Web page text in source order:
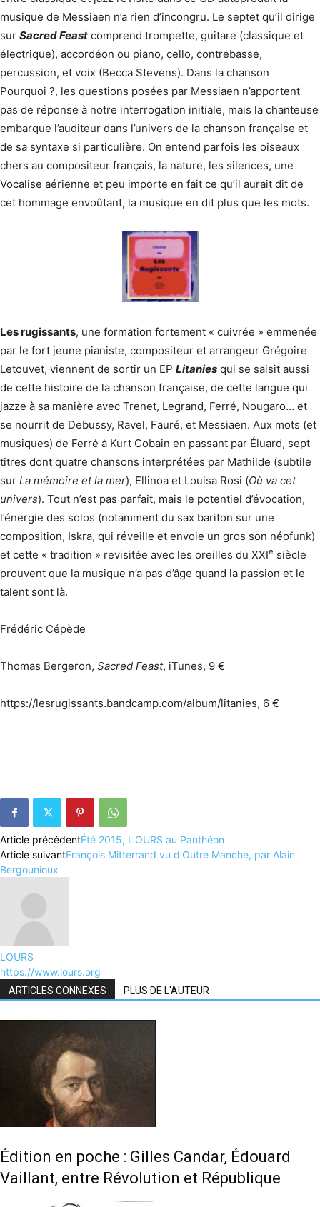
musique de Messiaen n’a rien d’incongru. Le septet qu’il dirige
sur Sacred Feast comprend trompette, guitare (classique et
électrique), accordéon ou piano, cello, contrebasse,
percussion, et voix (Becca Stevens). Dans la chanson
Pourquoi ?, les questions posées par Messiaen n’apportent
pas de réponse à notre interrogation initiale, mais la chanteuse
embarque l’auditeur dans l’univers de la chanson française et
de sa syntaxe si particulière. On entend parfois les oiseaux
chers au compositeur français, la nature, les silences, une
Vocalise aérienne et peu importe en fait ce qu’il aurait dit de
cet hommage envoûtant, la musique en dit plus que les mots.
Les rugissants, une formation fortement « cuivrée » emmenée
par le fort jeune pianiste, compositeur et arrangeur Grégoire
Letouvet, viennent de sortir un EP Litanies qui se saisit aussi
de cette histoire de la chanson française, de cette langue qui
jazze à sa manière avec Trenet, Legrand, Ferré, Nougaro… et
se nourrit de Debussy, Ravel, Fauré, et Messiaen. Aux mots (et
musiques) de Ferré à Kurt Cobain en passant par Éluard, sept
titres dont quatre chansons interprétées par Mathilde (subtile
sur La mémoire et la mer), Ellinoa et Louisa Rosi (Où va cet
univers). Tout n’est pas parfait, mais le potentiel d’évocation,
l’énergie des solos (notamment du sax bariton sur une
composition, Iskra, qui réveille et envoie un gros son néofunk)
et cette « tradition » revisitée avec les oreilles du XXIe siècle
prouvent que la musique n’a pas d’âge quand la passion et le
talent sont là.
Frédéric Cépède
Thomas Bergeron, Sacred Feast, iTunes, 9 €
https://lesrugissants.bandcamp.com/album/litanies, 6 €
Article précédentÉté 2015, L’OURS au Panthéon
Article suivantFrançois Mitterrand vu d’Outre Manche, par Alain
Bergounioux
LOURS
https://www.lours.org
ARTICLES CONNEXES PLUS DE L'AUTEUR
Édition en poche : Gilles Candar, Édouard
Vaillant, entre Révolution et République